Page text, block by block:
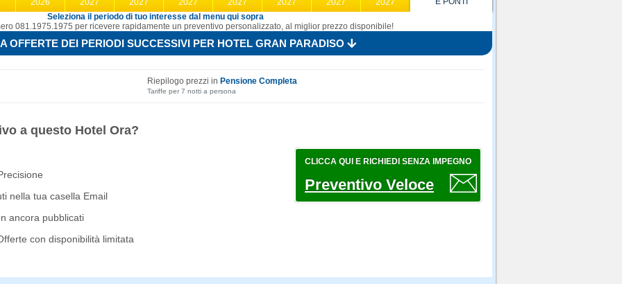
2026 2027 2027 2027 2027 2027 2027 2027
Seleziona il periodo di tuo interesse dal menu qui sopra
081.1975.1975 per ricevere rapidamente un preventivo personalizzato, al miglior prezzo disponibile!
OFFERTE DEI PERIODI SUCCESSIVI PER HOTEL GRAN PARADISO
Riepilogo prezzi in Pensione Completa
Tariffe per 7 notti a persona
a questo Hotel Ora?
nella tua casella Email
ancora pubblicati
con disponibilità limitata
CLICCA QUI E RICHIEDI SENZA IMPEGNO
Preventivo Veloce